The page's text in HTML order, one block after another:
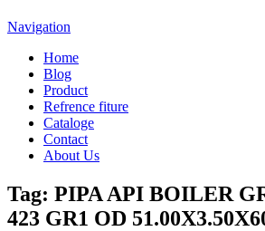
Navigation
Home
Blog
Product
Refrence fiture
Cataloge
Contact
About Us
Tag: PIPA API BOILER
423 GR1 OD